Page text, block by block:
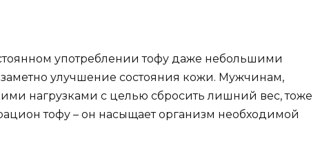
употреблении тофу даже небольшими
улучшение состояния кожи. Мужчинам,
нагрузками с целью сбросить лишний вес, тоже
тофу – он насыщает организм необходимой